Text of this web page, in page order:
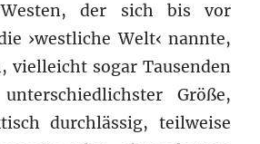
Westen, der sich bis vor
›westliche Welt‹ nannte,
vielleicht sogar Tausenden
Größe,
durchlässig, teilweise